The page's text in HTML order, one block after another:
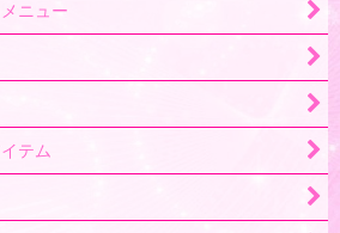
ニュー
テム